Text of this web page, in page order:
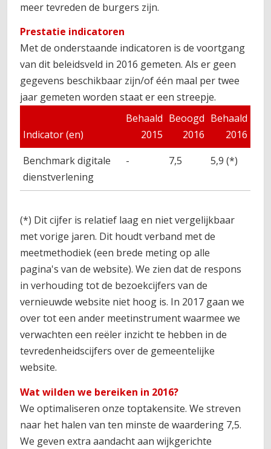
meer tevreden de burgers zijn.
Prestatie indicatoren
Met de onderstaande indicatoren is de voortgang
van dit beleidsveld in 2016 gemeten. Als er geen
gegevens beschikbaar zijn/of één maal per twee
jaar gemeten worden staat er een streepje.
Indicator (en)
Behaald
2015
Beoogd
2016
Behaald
2016
Benchmark digitale
dienstverlening
- 7,5 5,9 (*)
(*) Dit cijfer is relatief laag en niet vergelijkbaar
met vorige jaren. Dit houdt verband met de
meetmethodiek (een brede meting op alle
pagina's van de website). We zien dat de respons
in verhouding tot de bezoekcijfers van de
vernieuwde website niet hoog is. In 2017 gaan we
over tot een ander meetinstrument waarmee we
verwachten een reëler inzicht te hebben in de
tevredenheidscijfers over de gemeentelijke
website.
Wat wilden we bereiken in 2016?
We optimaliseren onze toptakensite. We streven
naar het halen van ten minste de waardering 7,5.
We geven extra aandacht aan wijkgerichte